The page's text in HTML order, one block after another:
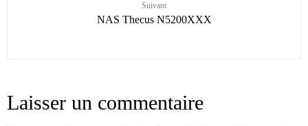
Suivant
NAS Thecus N5200XXX
Laisser un commentaire